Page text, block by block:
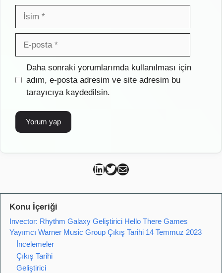
İsim
posta
İnternet
sitesi
Daha sonraki yorumlarımda kullanılması için
adım, e-posta adresim ve site adresim bu
tarayıcıya kaydedilsin.
Can Kütahya Linkedin
Can Kütahya Twitter
Can Kütahya Mail
Konu İçeriği
Invector: Rhythm Galaxy Geliştirici Hello There Games
Yayımcı Warner Music Group Çıkış Tarihi 14 Temmuz 2023
İncelemeler
Çıkış Tarihi
Geliştirici